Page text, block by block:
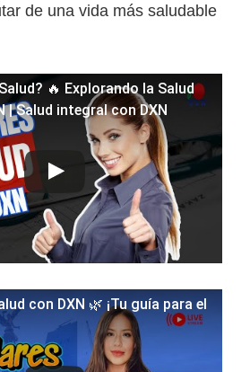
de una vida más saludable
🔥 Explorando la Salud
| Salud integral con DXN
con DXN 🌿 ¡Tu guía para el